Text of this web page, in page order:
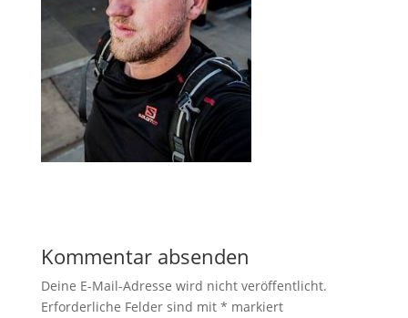
Kommentar absenden
Deine E-Mail-Adresse wird nicht veröffentlicht.
Erforderliche Felder sind mit * markiert